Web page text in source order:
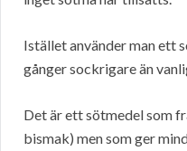
Istället använder man ett
gånger sockrigare än
Det är ett sötmedel som
bismak) men som ger